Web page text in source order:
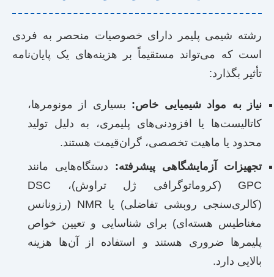
رشته شیمی پلیمر دارای خصوصیات منحصر به فردی
است که می‌تواند مستقیماً بر هزینه‌های یک پایان‌نامه
تأثیر بگذارد:
نیاز به مواد شیمیایی خاص: بسیاری از مونومرها،
کاتالیست‌ها یا افزودنی‌های پلیمری، به دلیل تولید
محدود یا ماهیت تخصصی، گران‌قیمت هستند.
تجهیزات آزمایشگاهی پیشرفته: دستگاه‌هایی مانند
GPC (کروماتوگرافی ژل تراوش)، DSC
(کالری‌سنجی روبشی تفاضلی) یا NMR (رزونانس
مغناطیس هسته‌ای) برای شناسایی و تعیین خواص
پلیمرها ضروری هستند و استفاده از آن‌ها هزینه
بالایی دارد.